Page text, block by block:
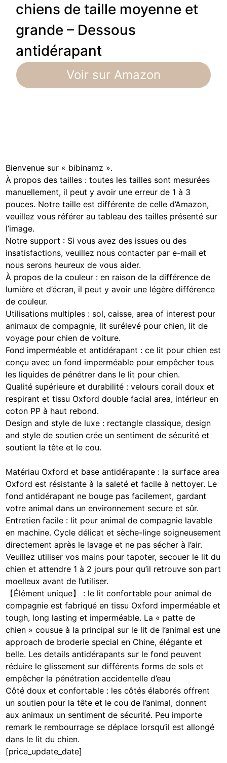
chiens de taille moyenne et
grande – Dessous
antidérapant
Voir sur Amazon
Bienvenue sur « bibinamz ».
À propos des tailles : toutes les tailles sont mesurées
manuellement, il peut y avoir une erreur de 1 à 3
pouces. Notre taille est différente de celle d’Amazon,
veuillez vous référer au tableau des tailles présenté sur
l’image.
Notre support : Si vous avez des issues ou des
insatisfactions, veuillez nous contacter par e-mail et
nous serons heureux de vous aider.
À propos de la couleur : en raison de la différence de
lumière et d’écran, il peut y avoir une légère différence
de couleur.
Utilisations multiples : sol, caisse, area of interest pour
animaux de compagnie, lit surélevé pour chien, lit de
voyage pour chien de voiture.
Fond imperméable et antidérapant : ce lit pour chien est
conçu avec un fond imperméable pour empêcher tous
les liquides de pénétrer dans le lit pour chien.
Qualité supérieure et durabilité : velours corail doux et
respirant et tissu Oxford double facial area, intérieur en
coton PP à haut rebond.
Design and style de luxe : rectangle classique, design
and style de soutien crée un sentiment de sécurité et
soutient la tête et le cou.
Matériau Oxford et base antidérapante : la surface area
Oxford est résistante à la saleté et facile à nettoyer. Le
fond antidérapant ne bouge pas facilement, gardant
votre animal dans un environnement secure et sûr.
Entretien facile : lit pour animal de compagnie lavable
en machine. Cycle délicat et sèche-linge soigneusement
directement après le lavage et ne pas sécher à l’air.
Veuillez utiliser vos mains pour tapoter, secouer le lit du
chien et attendre 1 à 2 jours pour qu’il retrouve son part
moelleux avant de l’utiliser.
【Élément unique】 : le lit confortable pour animal de
compagnie est fabriqué en tissu Oxford imperméable et
tough, long lasting et imperméable. La « patte de
chien » cousue à la principal sur le lit de l’animal est une
approach de broderie special en Chine, élégante et
belle. Les details antidérapants sur le fond peuvent
réduire le glissement sur différents forms de sols et
empêcher la pénétration accidentelle d’eau
Côté doux et confortable : les côtés élaborés offrent
un soutien pour la tête et le cou de l’animal, donnent
aux animaux un sentiment de sécurité. Peu importe
remark le rembourrage se déplace lorsqu’il est allongé
dans le lit du chien.
[price_update_date]